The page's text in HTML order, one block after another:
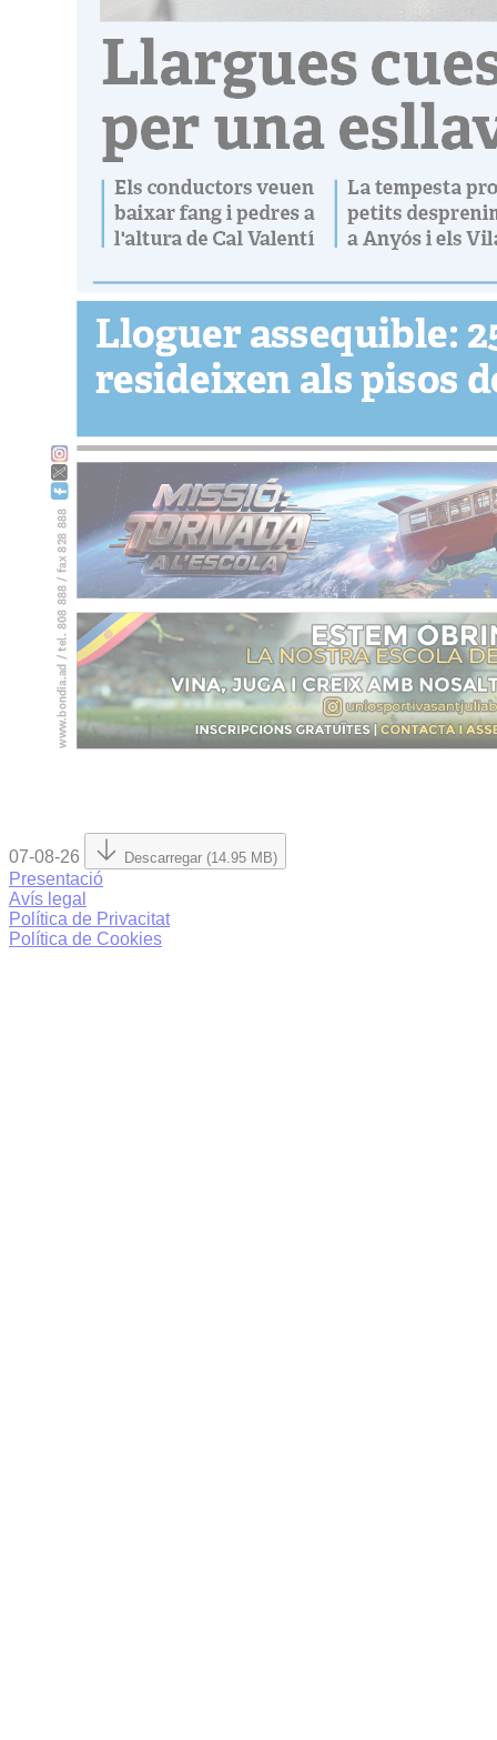
07-08-26 Descarregar (14.95 MB)
Presentació
Avís legal
Política de Privacitat
Política de Cookies